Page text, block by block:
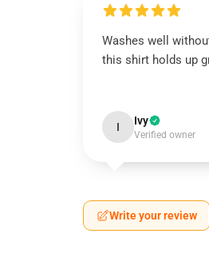
Washes well
this shirt holds up
I Ivy
Verified owner
Write your review